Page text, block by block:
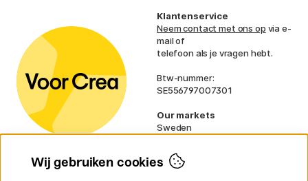
Klantenservice
Neem contact met ons op via e-
mail of
telefoon als je vragen hebt.
Btw-nummer:
SE556797007301
Our markets
Sweden
Denmark
Finland
Wij gebruiken cookies